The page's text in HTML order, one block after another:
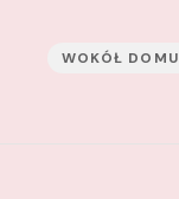
WOKÓŁ DOMU